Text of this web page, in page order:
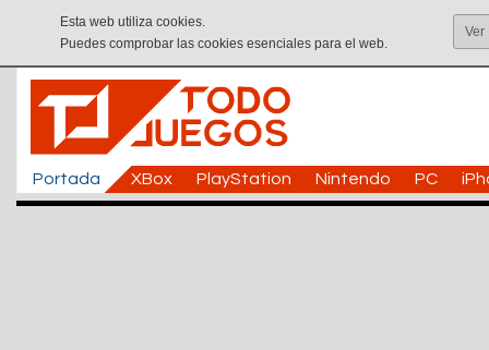
Esta web utiliza cookies.
Puedes comprobar las cookies esenciales para el web.
Ver
Portada XBox PlayStation Nintendo PC